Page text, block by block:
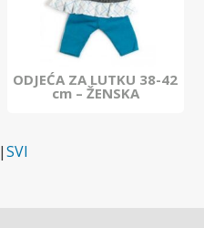
ODJEĆA ZA LUTKU 38-42
cm – ŽENSKA
|SVI